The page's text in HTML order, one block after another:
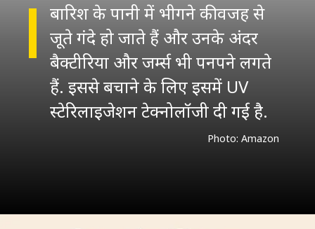
बारिश के पानी में भीगने की वजह से
जूते गंदे हो जाते हैं और उनके अंदर
बैक्टीरिया और जर्म्स भी पनपने लगते
हैं. इससे बचाने के लिए इसमें UV
स्टेरिलाइजेशन टेक्नोलॉजी दी गई है.
Photo: Amazon